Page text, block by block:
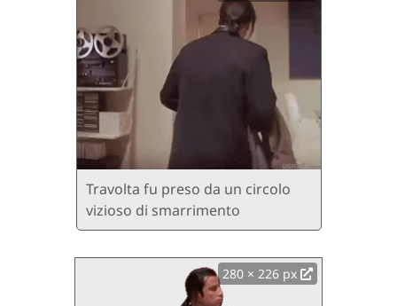
Travolta fu preso da un circolo
vizioso di smarrimento
280 × 226 px